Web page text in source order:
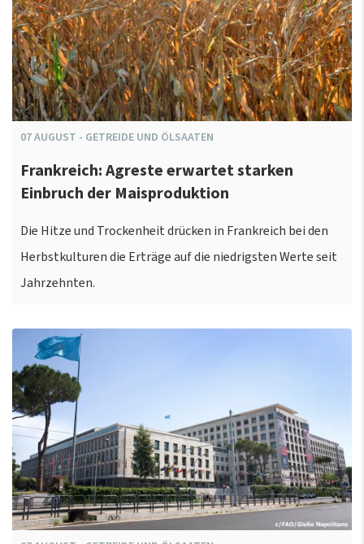
07AUGUST - GETREIDE UND ÖLSAATEN
Frankreich: Agreste erwartet starken
Einbruch der Maisproduktion
Die Hitze und Trockenheit drücken in Frankreich bei den
Herbstkulturen die Erträge auf die niedrigsten Werte seit
Jahrzehnten.